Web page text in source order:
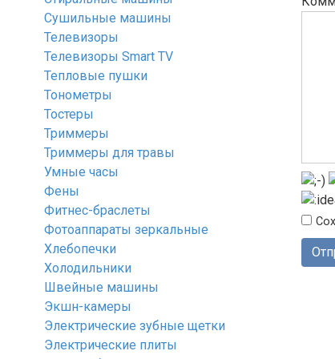
Сушильные машины
Телевизоры
Телевизоры Smart TV
Тепловые пушки
Тонометры
Тостеры
Триммеры
Триммеры для травы
Умные часы
Фены
Фитнес-браслеты
Фотоаппараты зеркальные
Хлебопечки
Холодильники
Швейные машины
Экшн-камеры
Электрические зубные щетки
Электрические плиты